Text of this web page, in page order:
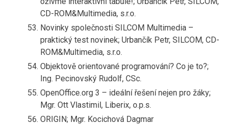
CD-ROM&Multimedia, s.r.o.
Novinky společnosti SILCOM Multimedia –
praktický test novinek; Urbančík Petr, SILCOM, CD-
ROM&Multimedia, s.r.o.
Objektově orientované programování? Co je to?;
Ing. Pecinovský Rudolf, CSc.
OpenOffice.org 3 – ideální řešení nejen pro žáky;
Mgr. Ott Vlastimil, Liberix, o.p.s.
ORIGIN; Mgr. Kocichová Dagmar